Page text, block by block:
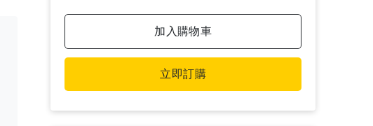
加入購物車
立即訂購